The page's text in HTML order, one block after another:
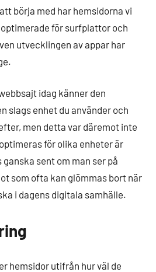
börja med har hemsidorna vi
för surfplattor och
utvecklingen av appar har
idag känner den
slags enhet du använder och
men detta var däremot inte
för olika enheter är
sent om man ser på
som ofta kan glömmas bort när
i dagens digitala samhälle.
hemsidor utifrån hur väl de